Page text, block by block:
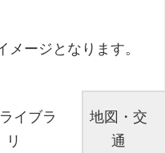
ージとなります。
イブラ
リ
地図・交
通